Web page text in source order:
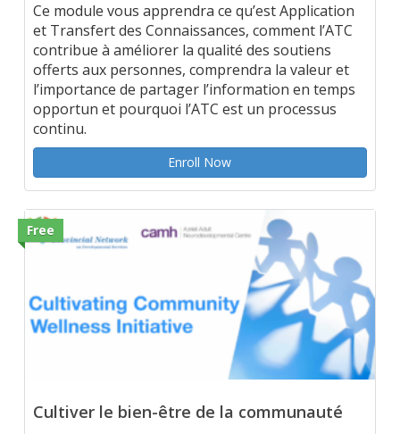
Ce module vous apprendra ce qu’est Application
et Transfert des Connaissances, comment l’ATC
contribue à améliorer la qualité des soutiens
offerts aux personnes, comprendra la valeur et
l’importance de partager l’information en temps
opportun et pourquoi l’ATC est un processus
continu.
Enroll Now
Free
Cultiver le bien-être de la communauté​